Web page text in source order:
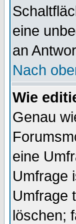
eine
an
Nach
Wie
Genau
eine
Umfrage
Umfrage
löschen;